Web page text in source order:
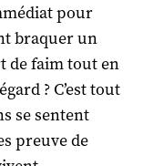
pour
braquer un
de faim tout en
? C’est tout
se sentent
preuve de